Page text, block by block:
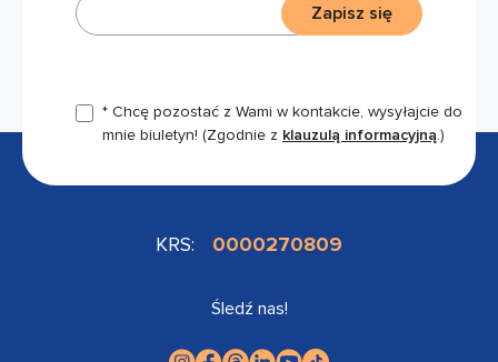
* Chcę pozostać z Wami w kontakcie, wysyłajcie do
mnie biuletyn! (Zgodnie z klauzulą informacyjną.)
Zapisz się
KRS: 0000270809
Śledź nas!